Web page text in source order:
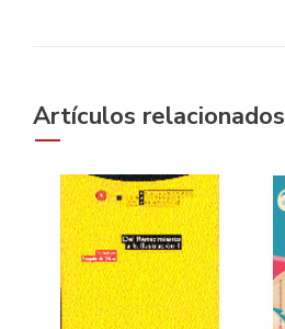
Artículos relacionados